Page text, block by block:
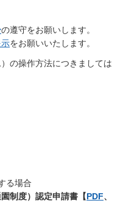
の遵守をお願いします。
をお願いいたします。
の操作方法につきましては
する場合
制度）認定申請書【PDF、